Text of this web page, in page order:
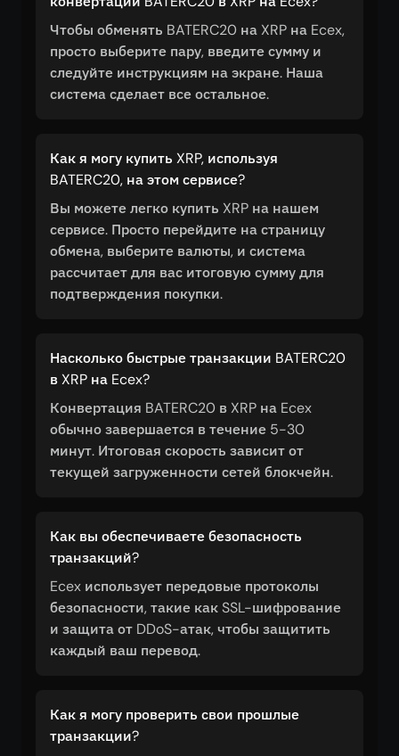
Чтобы обменять BATERC20 на XRP на Ecex,
просто выберите пару, введите сумму и
следуйте инструкциям на экране. Наша
система сделает все остальное.
Как я могу купить XRP, используя
BATERC20, на этом сервисе?
Вы можете легко купить XRP на нашем
сервисе. Просто перейдите на страницу
обмена, выберите валюты, и система
рассчитает для вас итоговую сумму для
подтверждения покупки.
Насколько быстрые транзакции BATERC20
в XRP на Ecex?
Конвертация BATERC20 в XRP на Ecex
обычно завершается в течение 5-30
минут. Итоговая скорость зависит от
текущей загруженности сетей блокчейн.
Как вы обеспечиваете безопасность
транзакций?
Ecex использует передовые протоколы
безопасности, такие как SSL-шифрование
и защита от DDoS-атак, чтобы защитить
каждый ваш перевод.
Как я могу проверить свои прошлые
транзакции?